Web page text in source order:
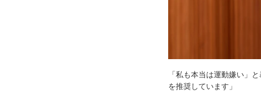
「私も本当は運動嫌い」
を推奨しています」